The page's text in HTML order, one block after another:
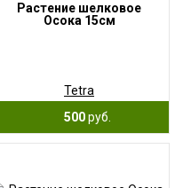
Растение шелковое
Осока 15см
Tetra
500руб.